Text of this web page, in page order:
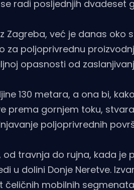
radi posljednjih dvadeset
već je danas oko
poljoprivrednu
opasnosti od
130 metara, a ona bi,
prema gornjem toku,
poljoprivrednih
travnja do rujna, kada je
u dolini Donje Neretve.
mobilnih